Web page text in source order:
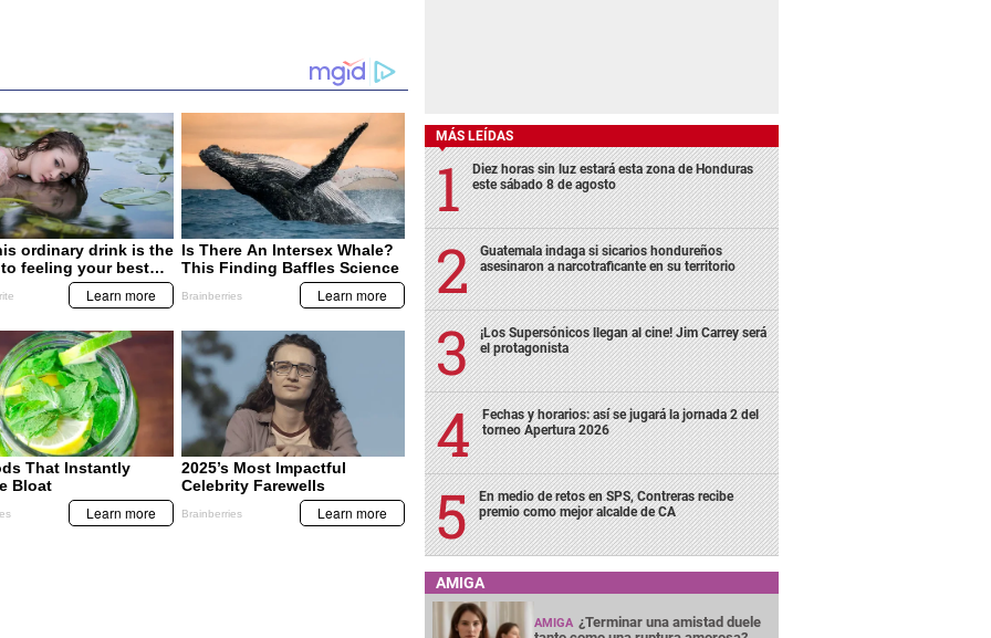
MÁS LEÍDAS
Diez horas sin luz estará esta zona de Honduras
este sábado 8 de agosto
Guatemala indaga si sicarios hondureños
asesinaron a narcotraficante en su territorio
¡Los Supersónicos llegan al cine! Jim Carrey será
el protagonista
Fechas y horarios: así se jugará la jornada 2 del
torneo Apertura 2026
En medio de retos en SPS, Contreras recibe
premio como mejor alcalde de CA
AMIGA
AMIGA ¿Terminar una amistad duele